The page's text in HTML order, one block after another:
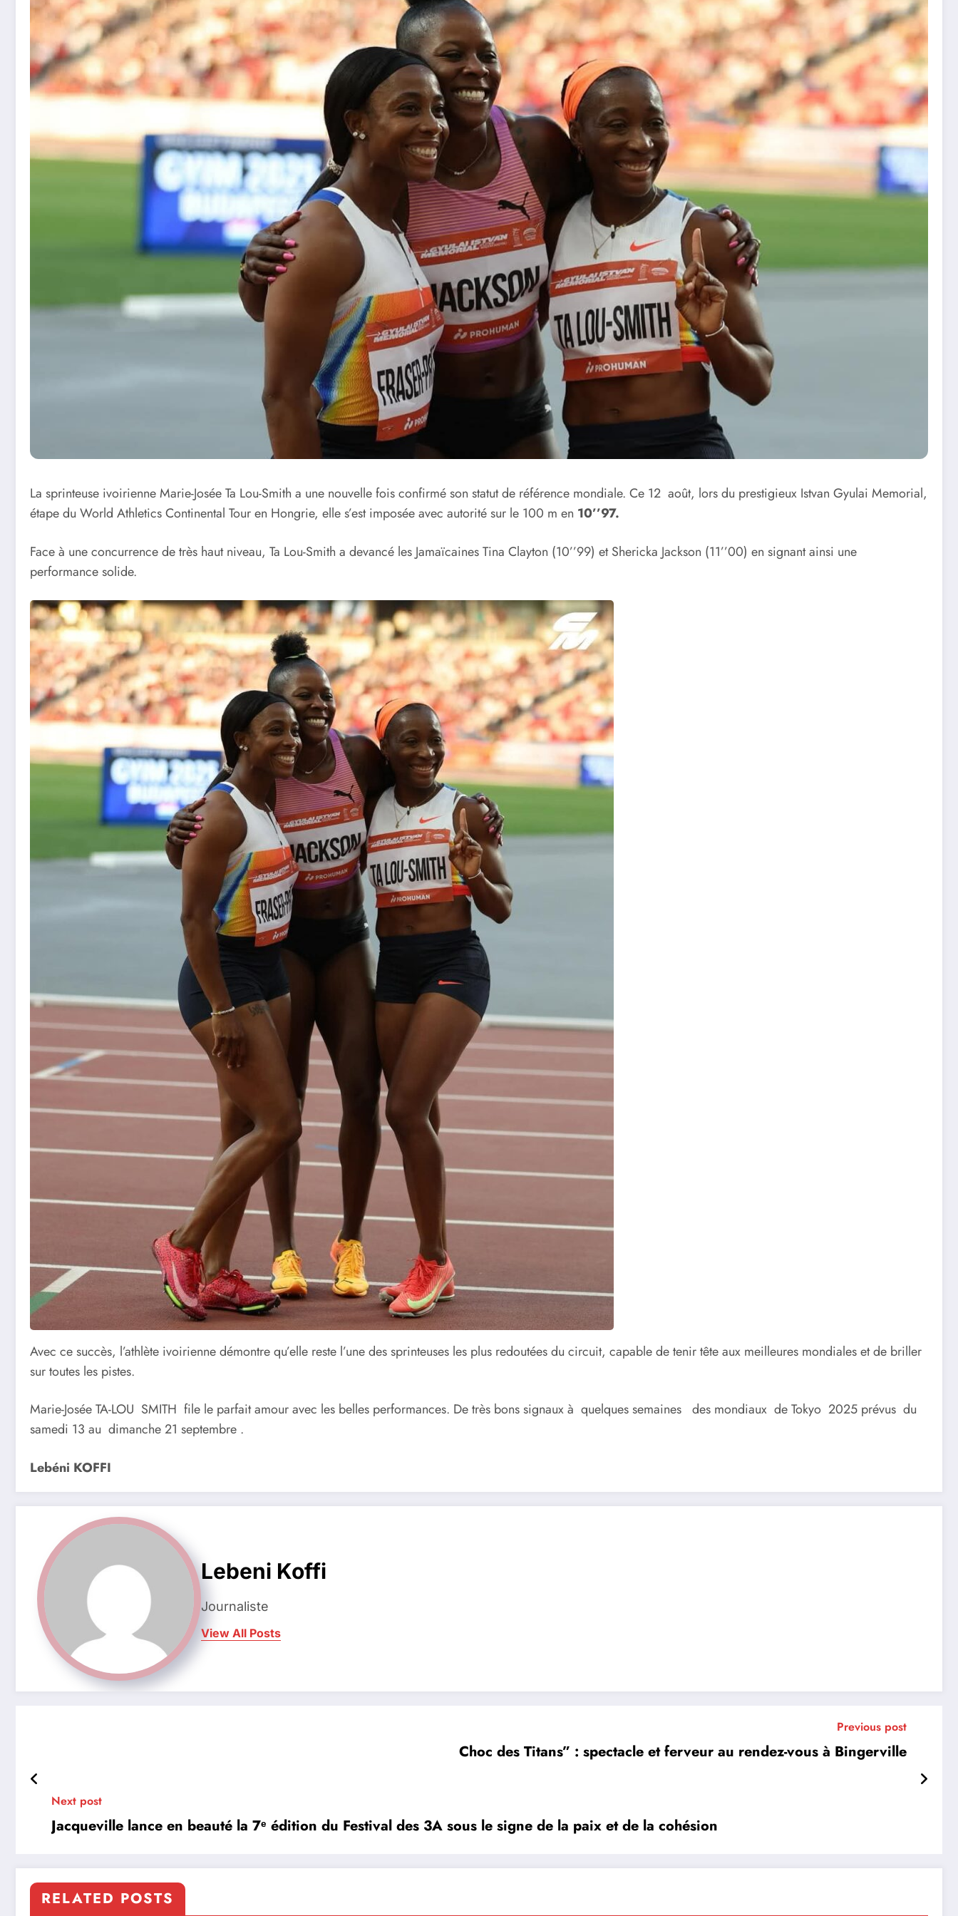
La sprinteuse ivoirienne Marie-Josée Ta Lou-Smith a une nouvelle fois confirmé son statut de référence mondiale. Ce 12 août, lors du prestigieux Istvan Gyulai Memorial,
étape du World Athletics Continental Tour en Hongrie, elle s’est imposée avec autorité sur le 100 m en 10’’97.
Face à une concurrence de très haut niveau, Ta Lou-Smith a devancé les Jamaïcaines Tina Clayton (10’’99) et Shericka Jackson (11’’00) en signant ainsi une
performance solide.
Avec ce succès, l’athlète ivoirienne démontre qu’elle reste l’une des sprinteuses les plus redoutées du circuit, capable de tenir tête aux meilleures mondiales et de briller
sur toutes les pistes.
Marie-Josée TA-LOU SMITH file le parfait amour avec les belles performances. De très bons signaux à quelques semaines des mondiaux de Tokyo 2025 prévus du
samedi 13 au dimanche 21 septembre .
Lebéni KOFFI
Lebeni Koffi
Journaliste
View All Posts
Previous post
Choc des Titans” : spectacle et ferveur au rendez-vous à Bingerville
Next post
Jacqueville lance en beauté la 7ᵉ édition du Festival des 3A sous le signe de la paix et de la cohésion
RELATED POSTS